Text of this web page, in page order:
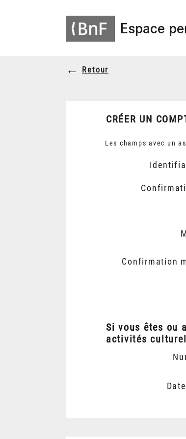
Espace
Retour
CRÉER UN
Les champs avec un
Confirmation
Si vous êtes ou
activités